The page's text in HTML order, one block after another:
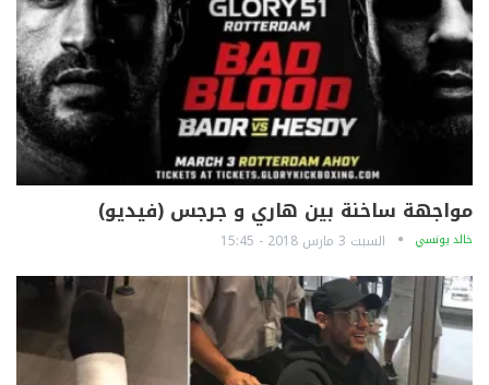
مواجهة ساخنة بين هاري و جرجس (فيديو)
خالد يونسي السبت 3 مارس 2018 - 15:45